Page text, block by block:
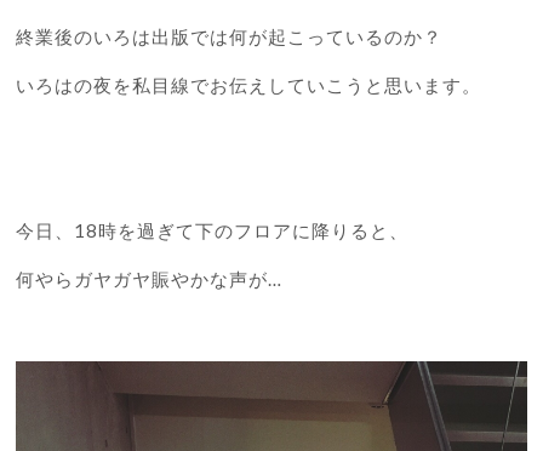
終業後のいろは出版では何が起こっているのか？
いろはの夜を私目線でお伝えしていこうと思います。
今日、18時を過ぎて下のフロアに降りると、
何やらガヤガヤ賑やかな声が…